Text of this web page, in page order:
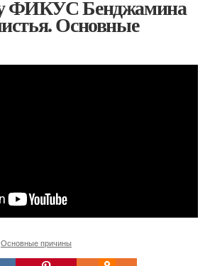
ФИКУС Бенджамина
Основные
Основные причины